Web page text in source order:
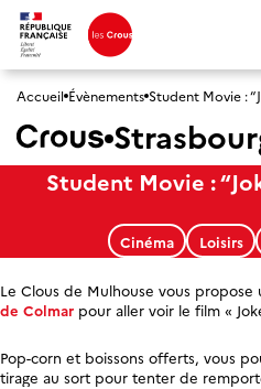
Accueil Évènements Student Movie :
Student Movie :
Cinéma Loisirs
Le Clous de Mulhouse vous propose
de Colmar pour aller voir le film «
Pop-corn et boissons offerts, vous
tirage au sort pour tenter de